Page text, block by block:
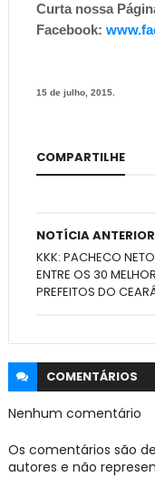
Curta nossa
Facebook:
15 de julho, 2015.
COMPARTILHE
NOTÍCIA ANTERIOR
KKK: PACHECO
ENTRE OS 30
PREFEITOS DO
COMENTÁRIOS
Nenhum comentário
Os comentários são
autores e não